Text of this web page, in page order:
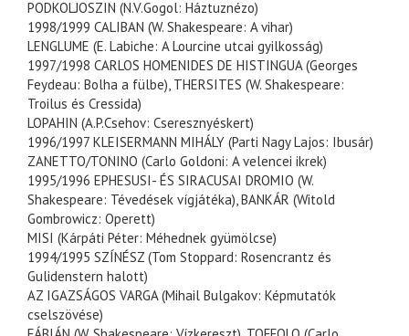
PODKOLJOSZIN (N.V.Gogol: Háztuznézo)
1998/1999 CALIBAN (W. Shakespeare: A vihar)
LENGLUME (E. Labiche: A Lourcine utcai gyilkosság)
1997/1998 CARLOS HOMENIDES DE HISTINGUA (Georges
Feydeau: Bolha a fülbe), THERSITES (W. Shakespeare:
Troilus és Cressida)
LOPAHIN (A.P.Csehov: Cseresznyéskert)
1996/1997 KLEISERMANN MIHÁLY (Parti Nagy Lajos: Ibusár)
ZANETTO/TONINO (Carlo Goldoni: A velencei ikrek)
1995/1996 EPHESUSI- ÉS SIRACUSAI DROMIO (W.
Shakespeare: Tévedések vígjátéka), BANKÁR (Witold
Gombrowicz: Operett)
MISI (Kárpáti Péter: Méhednek gyümölcse)
1994/1995 SZÍNÉSZ (Tom Stoppard: Rosencrantz és
Gulidenstern halott)
AZ IGAZSÁGOS VARGA (Mihail Bulgakov: Képmutatók
cselszövése)